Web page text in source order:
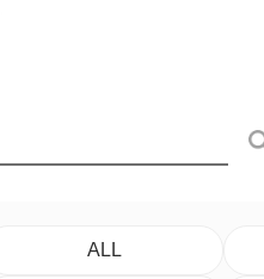
検索
ALL